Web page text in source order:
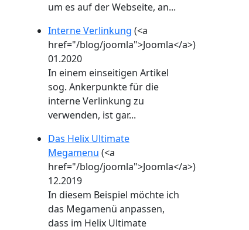
um es auf der Webseite, an...
Interne Verlinkung (<a
href="/blog/joomla">Joomla</a>)
01.2020
In einem einseitigen Artikel
sog. Ankerpunkte für die
interne Verlinkung zu
verwenden, ist gar...
Das Helix Ultimate
Megamenu (<a
href="/blog/joomla">Joomla</a>)
12.2019
In diesem Beispiel möchte ich
das Megamenü anpassen,
dass im Helix Ultimate